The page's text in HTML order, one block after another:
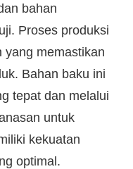
bahan
Proses produksi
yang memastikan
Bahan baku ini
tepat dan melalui
untuk
kekuatan
optimal.